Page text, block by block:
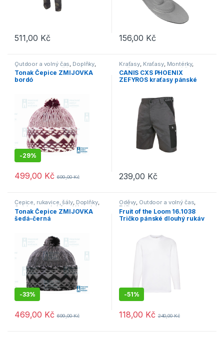
511,00 Kč
Tento produkt má více variant. Možnosti lze vybrat na stránce
156,00 Kč
Tento produkt má více variant.
Outdoor a volný čas Doplňky
Čepice, rukavice, šály , Výprodej
Tonak Čepice ZMIJOVKA
bordó
-29%
499,00 Kč 699,00Kč
Kraťasy Kraťasy, Montérky,
Oděvy, Outdoor a volný čas
Pracovní oděvy
CANIS CXS PHOENIX
ZEFYROS kraťasy pánské
239,00 Kč
Tento produkt má více variant.
Čepice, rukavice, šály, Doplňky,
Outdoor a volný čas,Výprodej
Tonak Čepice ZMIJOVKA
šedá-černá
-33%
469,00 Kč 699,00Kč
Oděvy, Outdoor a volný čas,
Trička
Fruit of the Loom 16.1038
Tričko pánské dlouhý rukáv
-51%
118,00 Kč 240,00Kč
Tento produkt má více variant.